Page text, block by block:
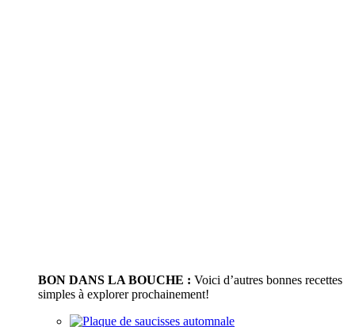
BON DANS LA BOUCHE : Voici d’autres bonnes recettes
simples à explorer prochainement!